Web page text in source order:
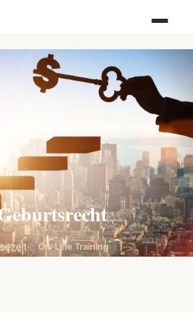
· On-Line Training